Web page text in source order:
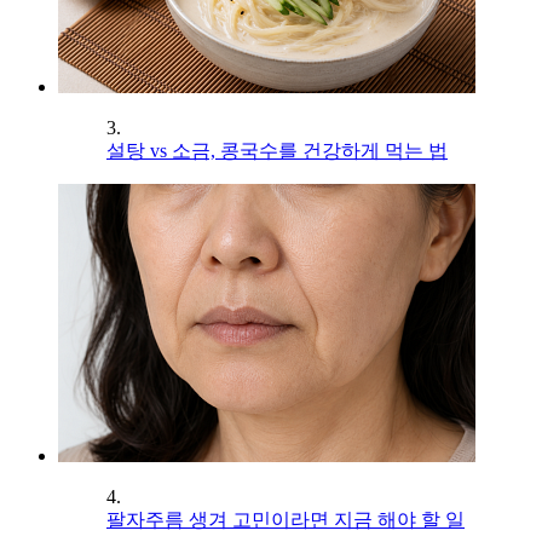
3.
설탕 vs 소금, 콩국수를 건강하게 먹는 법
4.
팔자주름 생겨 고민이라면 지금 해야 할 일